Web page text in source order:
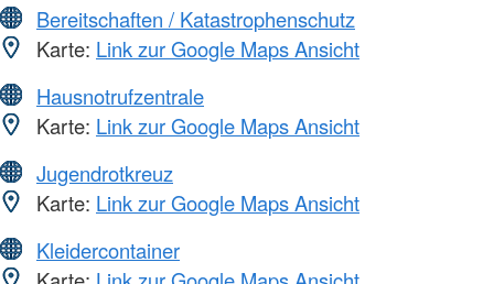
Bereitschaften / Katastrophenschutz
Karte: Link zur Google Maps Ansicht
Hausnotrufzentrale
Karte: Link zur Google Maps Ansicht
Jugendrotkreuz
Karte: Link zur Google Maps Ansicht
Kleidercontainer